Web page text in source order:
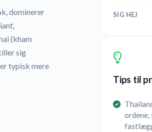
dominerer
(kham
sig
typisk mere
SIG HEJ
Tips til
ordene,